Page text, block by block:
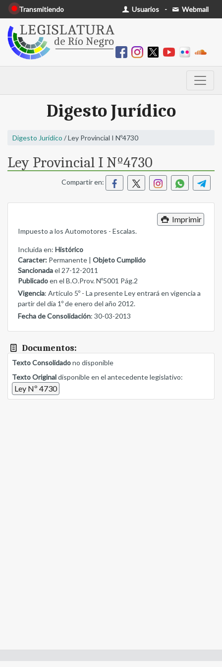
Transmitiendo Usuarios - Webmail
Digesto Jurídico
Digesto Jurídico / Ley Provincial I Nº4730
Ley Provincial I Nº4730
Compartir en:
Imprimir
Impuesto a los Automotores - Escalas.
Incluida en: Histórico
Caracter: Permanente | Objeto Cumplido
Sancionadael 27-12-2011
Publicadoen el B.O.Prov. Nº5001 Pág.2
Vigencia: Artículo 5º - La presente Ley entrará en vigencia a
partir del día 1º de enero del año 2012.
Fecha de Consolidación: 30-03-2013
Documentos:
Texto Consolidadono disponible
Texto Originaldisponible en el antecedente legislativo:
Ley Nº 4730